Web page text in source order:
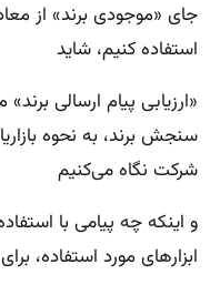
جای «موجودی برند» از
استفاده کنیم، شاید
«ارزیابی پیام ارسالی
سنجش برند، به نحوه
شرکت نگاه می‌کنیم
و اینکه چه پیامی با
ابزارهای مورد استفاده،